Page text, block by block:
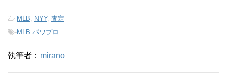
-MLB NYY, 査定
-MLB.パワプロ
執筆者： mirano